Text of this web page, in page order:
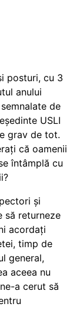
posturi, cu 3
anului
de
USLI
grav de tot.
că oamenii
întâmplă cu
și
să returneze
acordați
timp de
general,
aceea nu
a cerut să